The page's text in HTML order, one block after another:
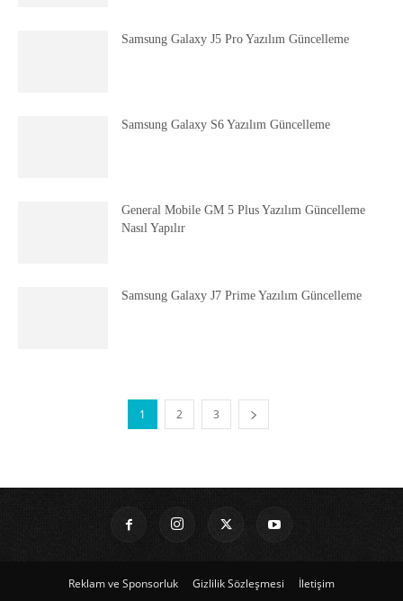
Samsung Galaxy J5 Pro Yazılım Güncelleme
Samsung Galaxy S6 Yazılım Güncelleme
General Mobile GM 5 Plus Yazılım Güncelleme
Nasıl Yapılır
Samsung Galaxy J7 Prime Yazılım Güncelleme
1 2 3
Reklam ve Sponsorluk Gizlilik Sözleşmesi İletişim